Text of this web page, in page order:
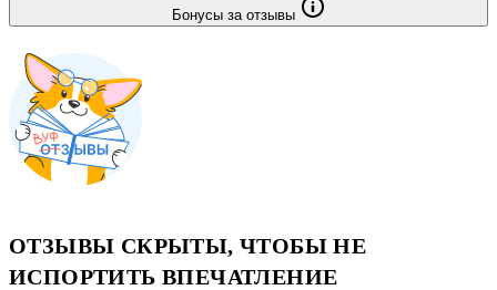
Бонусы за отзывы
ОТЗЫВЫ СКРЫТЫ, ЧТОБЫ НЕ
ИСПОРТИТЬ ВПЕЧАТЛЕНИЕ